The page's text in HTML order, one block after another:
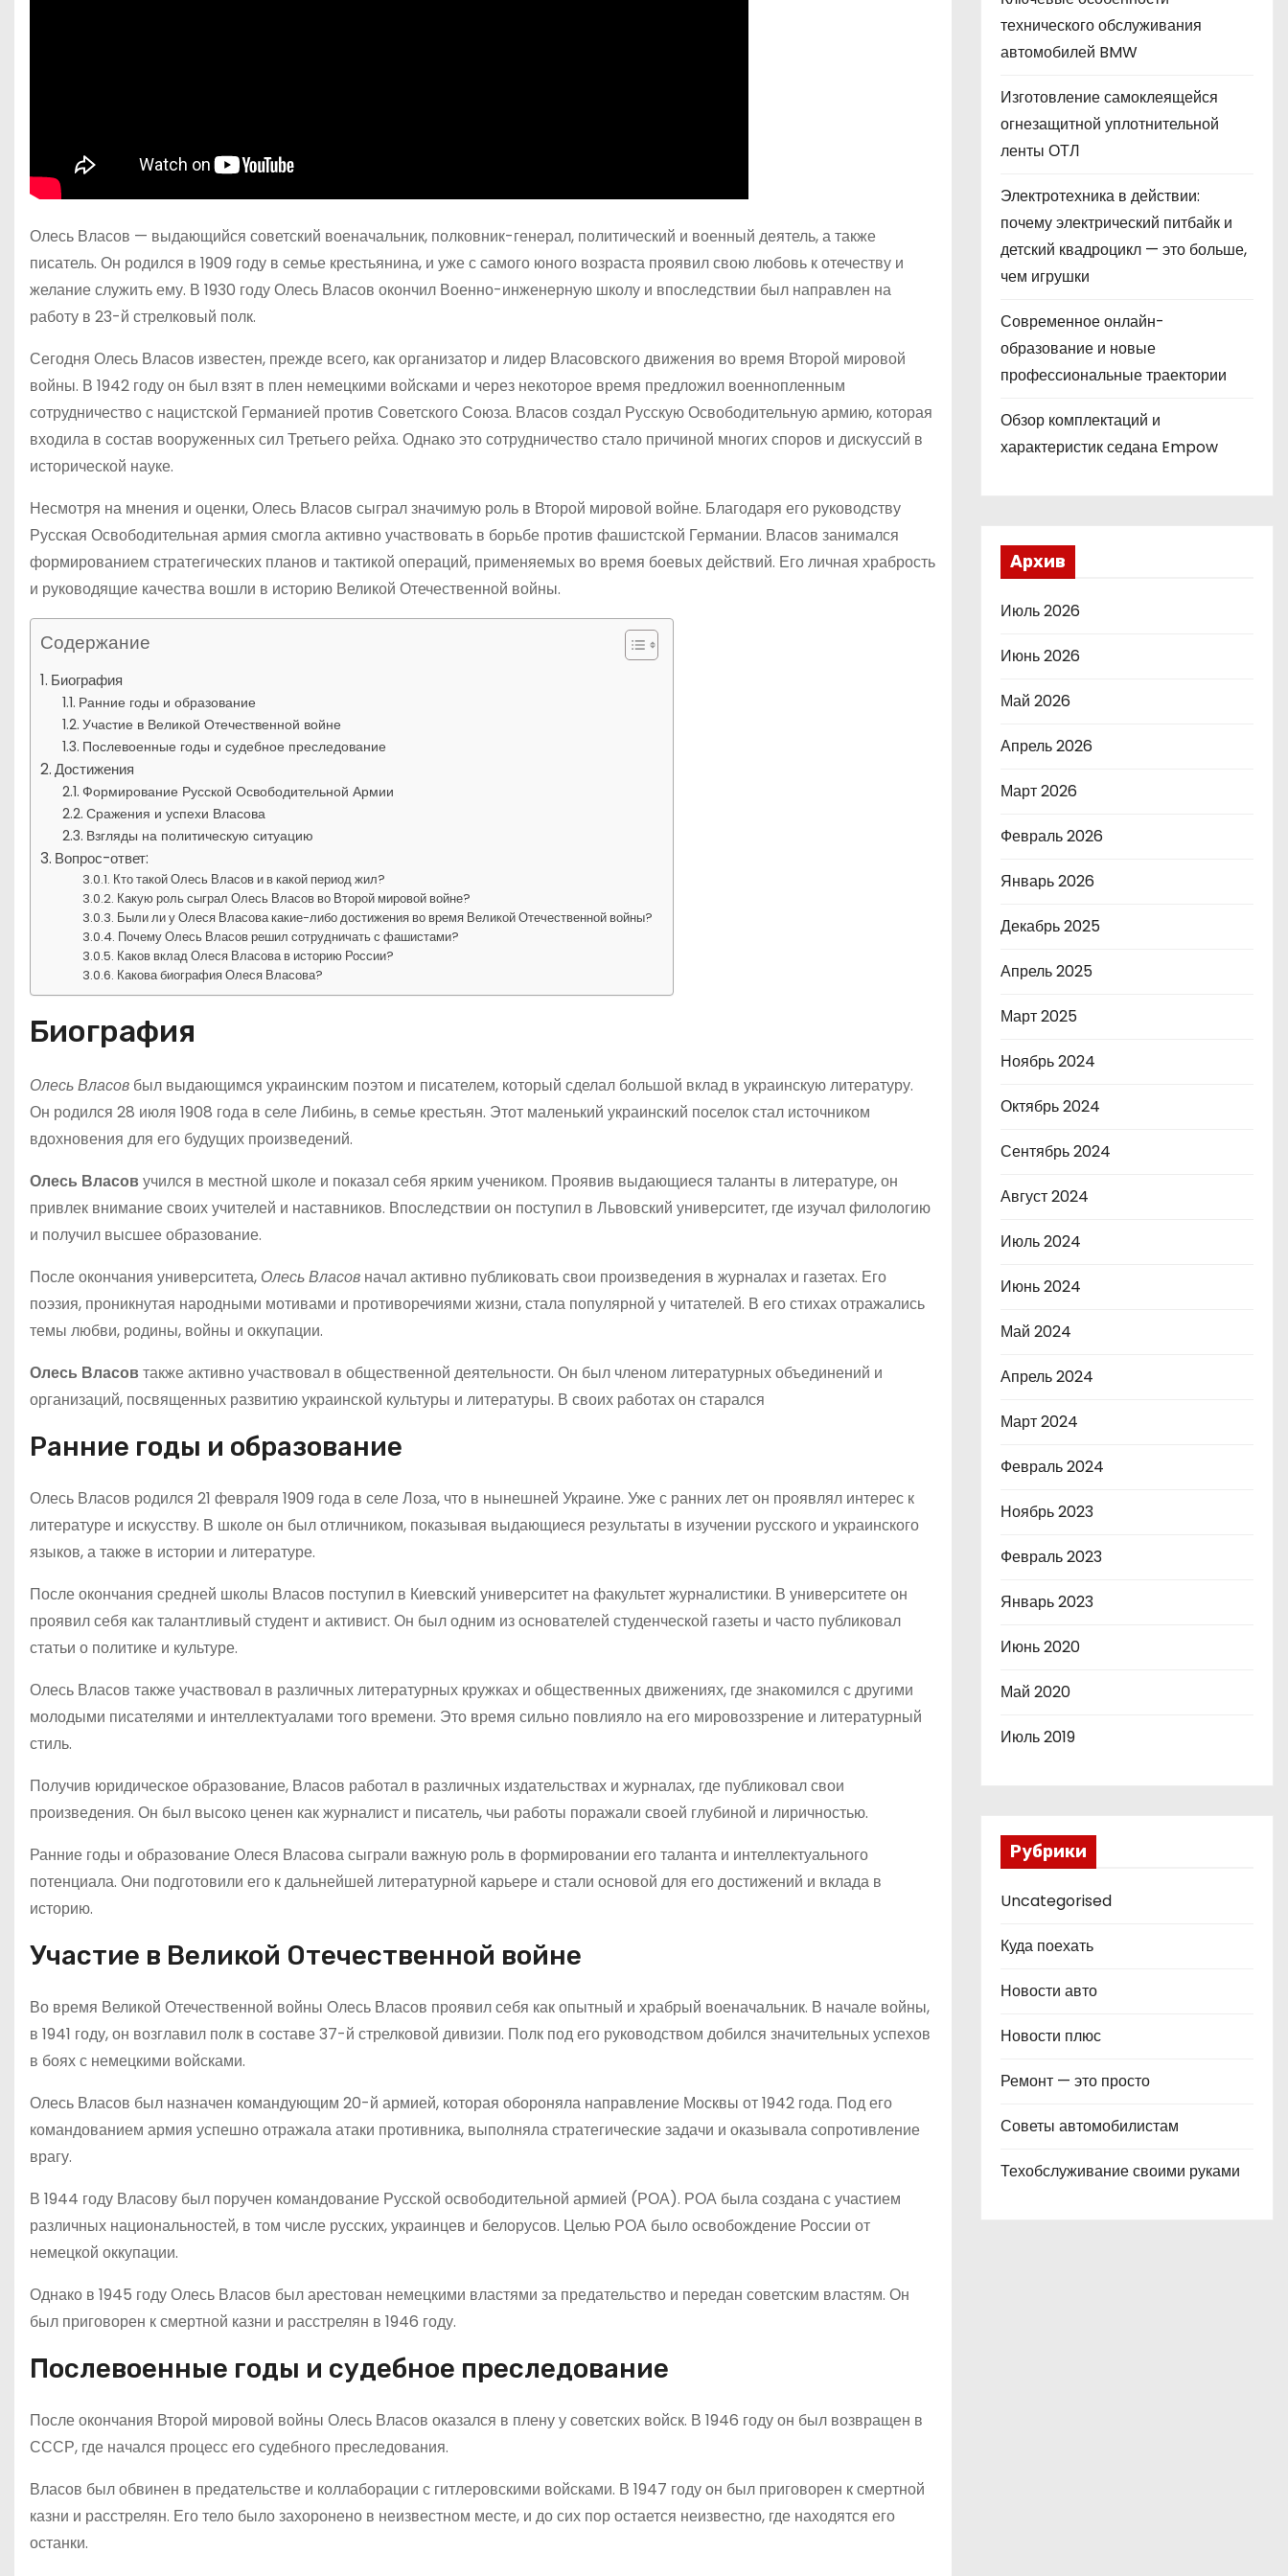
Олесь Власов — выдающийся советский военачальник, полковник-генерал, политический и военный деятель, а также
писатель. Он родился в 1909 году в семье крестьянина, и уже с самого юного возраста проявил свою любовь к отечеству и
желание служить ему. В 1930 году Олесь Власов окончил Военно-инженерную школу и впоследствии был направлен на
работу в 23-й стрелковый полк.
Сегодня Олесь Власов известен, прежде всего, как организатор и лидер Власовского движения во время Второй мировой
войны. В 1942 году он был взят в плен немецкими войсками и через некоторое время предложил военнопленным
сотрудничество с нацистской Германией против Советского Союза. Власов создал Русскую Освободительную армию, которая
входила в состав вооруженных сил Третьего рейха. Однако это сотрудничество стало причиной многих споров и дискуссий в
исторической науке.
Несмотря на мнения и оценки, Олесь Власов сыграл значимую роль в Второй мировой войне. Благодаря его руководству
Русская Освободительная армия смогла активно участвовать в борьбе против фашистской Германии. Власов занимался
формированием стратегических планов и тактикой операций, применяемых во время боевых действий. Его личная храбрость
и руководящие качества вошли в историю Великой Отечественной войны.
Содержание
Биография
Ранние годы и образование
Участие в Великой Отечественной войне
Послевоенные годы и судебное преследование
Достижения
Формирование Русской Освободительной Армии
Сражения и успехи Власова
Взгляды на политическую ситуацию
Вопрос-ответ:
Кто такой Олесь Власов и в какой период жил?
Какую роль сыграл Олесь Власов во Второй мировой войне?
Были ли у Олеся Власова какие-либо достижения во время Великой Отечественной войны?
Почему Олесь Власов решил сотрудничать с фашистами?
Каков вклад Олеся Власова в историю России?
Какова биография Олеся Власова?
Биография
Олесь Власов был выдающимся украинским поэтом и писателем, который сделал большой вклад в украинскую литературу.
Он родился 28 июля 1908 года в селе Либинь, в семье крестьян. Этот маленький украинский поселок стал источником
вдохновения для его будущих произведений.
Олесь Власовучился в местной школе и показал себя ярким учеником. Проявив выдающиеся таланты в литературе, он
привлек внимание своих учителей и наставников. Впоследствии он поступил в Львовский университет, где изучал филологию
и получил высшее образование.
После окончания университета, Олесь Власов начал активно публиковать свои произведения в журналах и газетах. Его
поэзия, проникнутая народными мотивами и противоречиями жизни, стала популярной у читателей. В его стихах отражались
темы любви, родины, войны и оккупации.
Олесь Власовтакже активно участвовал в общественной деятельности. Он был членом литературных объединений и
организаций, посвященных развитию украинской культуры и литературы. В своих работах он старался
Ранние годы и образование
Олесь Власов родился 21 февраля 1909 года в селе Лоза, что в нынешней Украине. Уже с ранних лет он проявлял интерес к
литературе и искусству. В школе он был отличником, показывая выдающиеся результаты в изучении русского и украинского
языков, а также в истории и литературе.
После окончания средней школы Власов поступил в Киевский университет на факультет журналистики. В университете он
проявил себя как талантливый студент и активист. Он был одним из основателей студенческой газеты и часто публиковал
статьи о политике и культуре.
Олесь Власов также участвовал в различных литературных кружках и общественных движениях, где знакомился с другими
молодыми писателями и интеллектуалами того времени. Это время сильно повлияло на его мировоззрение и литературный
стиль.
Получив юридическое образование, Власов работал в различных издательствах и журналах, где публиковал свои
произведения. Он был высоко ценен как журналист и писатель, чьи работы поражали своей глубиной и лиричностью.
Ранние годы и образование Олеся Власова сыграли важную роль в формировании его таланта и интеллектуального
потенциала. Они подготовили его к дальнейшей литературной карьере и стали основой для его достижений и вклада в
историю.
Участие в Великой Отечественной войне
Во время Великой Отечественной войны Олесь Власов проявил себя как опытный и храбрый военачальник. В начале войны,
в 1941 году, он возглавил полк в составе 37-й стрелковой дивизии. Полк под его руководством добился значительных успехов
в боях с немецкими войсками.
Олесь Власов был назначен командующим 20-й армией, которая обороняла направление Москвы от 1942 года. Под его
командованием армия успешно отражала атаки противника, выполняла стратегические задачи и оказывала сопротивление
врагу.
В 1944 году Власову был поручен командование Русской освободительной армией (РОА). РОА была создана с участием
различных национальностей, в том числе русских, украинцев и белорусов. Целью РОА было освобождение России от
немецкой оккупации.
Однако в 1945 году Олесь Власов был арестован немецкими властями за предательство и передан советским властям. Он
был приговорен к смертной казни и расстрелян в 1946 году.
Послевоенные годы и судебное преследование
После окончания Второй мировой войны Олесь Власов оказался в плену у советских войск. В 1946 году он был возвращен в
СССР, где начался процесс его судебного преследования.
Власов был обвинен в предательстве и коллаборации с гитлеровскими войсками. В 1947 году он был приговорен к смертной
казни и расстрелян. Его тело было захоронено в неизвестном месте, и до сих пор остается неизвестно, где находятся его
останки.
технического обслуживания
автомобилей BMW
Изготовление самоклеящейся
огнезащитной уплотнительной
ленты ОТЛ
Электротехника в действии:
почему электрический питбайк и
детский квадроцикл — это больше,
чем игрушки
Современное онлайн-
образование и новые
профессиональные траектории
Обзор комплектаций и
характеристик седана Empow
Архив
Июль 2026
Июнь 2026
Май 2026
Апрель 2026
Март 2026
Февраль 2026
Январь 2026
Декабрь 2025
Апрель 2025
Март 2025
Ноябрь 2024
Октябрь 2024
Сентябрь 2024
Август 2024
Июль 2024
Июнь 2024
Май 2024
Апрель 2024
Март 2024
Февраль 2024
Ноябрь 2023
Февраль 2023
Январь 2023
Июнь 2020
Май 2020
Июль 2019
Рубрики
Uncategorised
Куда поехать
Новости авто
Новости плюс
Ремонт — это просто
Советы автомобилистам
Техобслуживание своими руками